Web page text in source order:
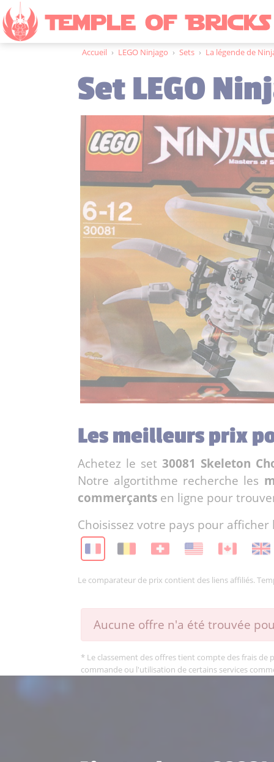
Accueil › LEGO Ninjago › Sets › La légende de
Set LEGO
Les meilleurs prix
Achetez le set30081 Skeleton
Notre algortithme recherche les
commerçants en ligne pour
Choisissez votre pays pour
Le comparateur de prix contient des liens affiliés.
Aucune offre n'a été trouvée
* Le classement des offres tient compte des frais
commande ou l'utilisation de certains services